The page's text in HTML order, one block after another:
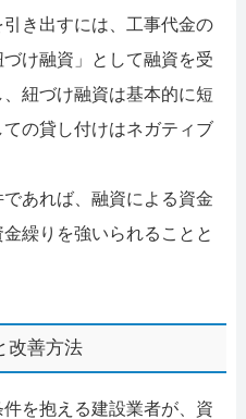
き出すには、工事代金の
け融資」として融資を受
紐づけ融資は基本的に短
の貸し付けはネガティブ
あれば、融資による資金
繰りを強いられることと
改善方法
を抱える建設業者が、資